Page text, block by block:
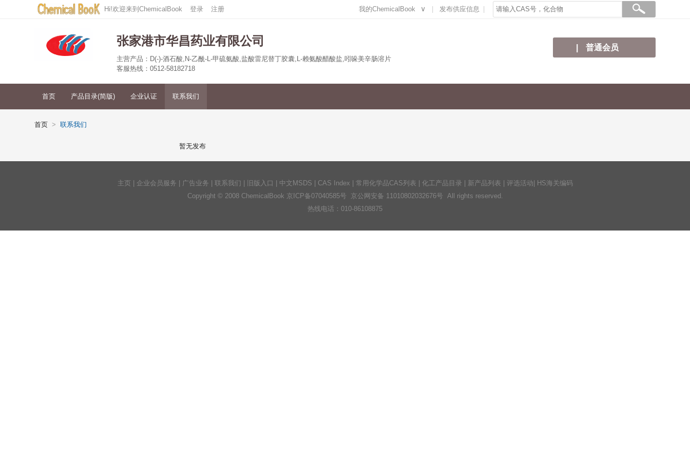
Hi!欢迎来到ChemicalBook 登录 注册 我的ChemicalBook ∨ 发布供应信息
张家港市华昌药业有限公司
主营产品：D(-)-酒石酸,N-乙酰-L-甲硫氨酸,盐酸雷尼替丁胶囊,L-赖氨酸醋酸盐,吲哚美辛肠溶片
客服热线：0512-58182718
普通会员
首页 产品目录(简版) 企业认证 联系我们
首页 联系我们
暂无发布
主页 企业会员服务 广告业务 联系我们 旧版入口 中文MSDS CAS Index 常用化学品CAS列表 化工产品目录 新产品列表 评选活动
HS海关编码
Copyright © 2008 ChemicalBook 京ICP备07040585号 京公网安备 11010802032676号 All rights reserved.
热线电话：010-86108875